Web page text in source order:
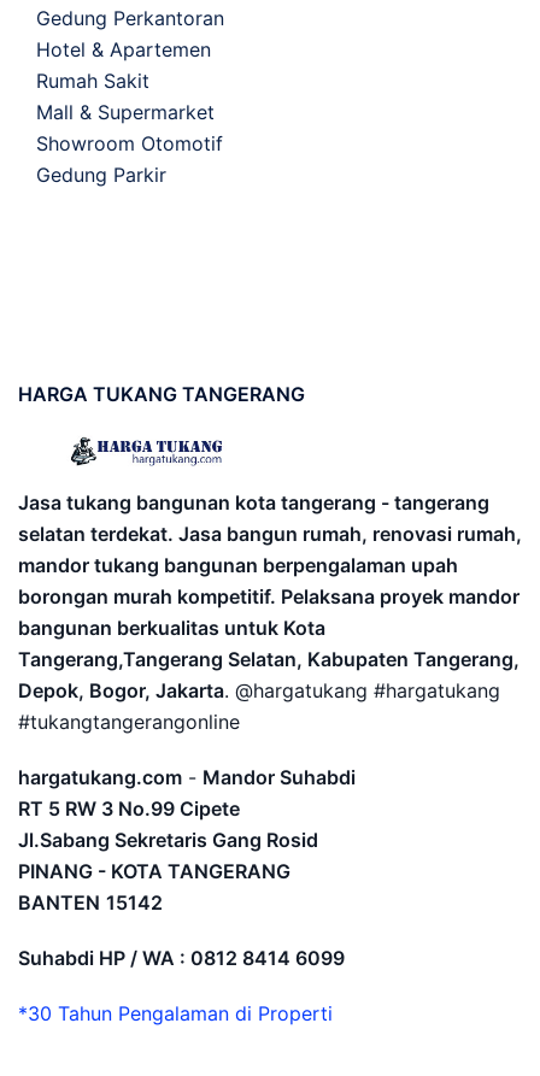
Gedung Perkantoran
Hotel & Apartemen
Rumah Sakit
Mall & Supermarket
Showroom Otomotif
Gedung Parkir
HARGA TUKANG TANGERANG
Jasa tukang bangunan kota tangerang - tangerang
selatan terdekat. Jasa bangun rumah, renovasi rumah,
mandor tukang bangunan berpengalaman upah
borongan murah kompetitif. Pelaksana proyek mandor
bangunan berkualitas untuk Kota
Tangerang,Tangerang Selatan, Kabupaten Tangerang,
Depok, Bogor, Jakarta. @hargatukang #hargatukang
#tukangtangerangonline
hargatukang.com - Mandor Suhabdi
RT 5 RW 3 No.99 Cipete
Jl.Sabang Sekretaris Gang Rosid
PINANG - KOTA TANGERANG
BANTEN 15142
Suhabdi HP / WA : 0812 8414 6099
*30 Tahun Pengalaman di Properti